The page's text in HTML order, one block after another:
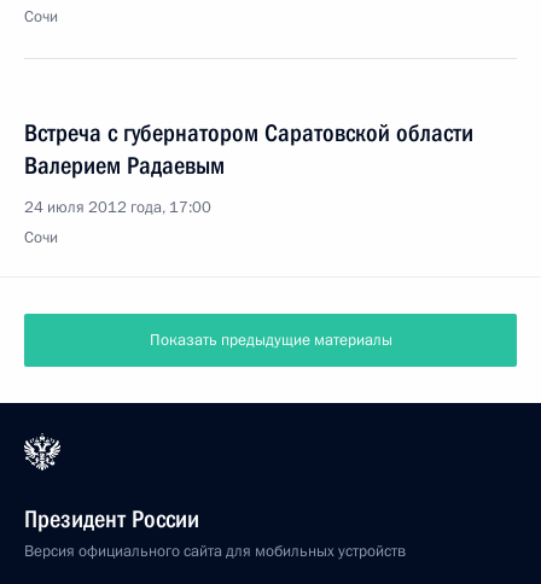
Сочи
Встреча с губернатором Саратовской области
Валерием Радаевым
24 июля 2012 года, 17:00
Сочи
Показать предыдущие материалы
Президент России
Версия официального сайта для мобильных устройств